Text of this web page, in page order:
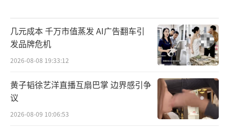
几元成本 千万市值蒸发 AI广告翻车引
发品牌危机
2026-08-08 19:33:12
黄子韬徐艺洋直播互扇巴掌 边界感引争
议
2026-08-09 10:06:53